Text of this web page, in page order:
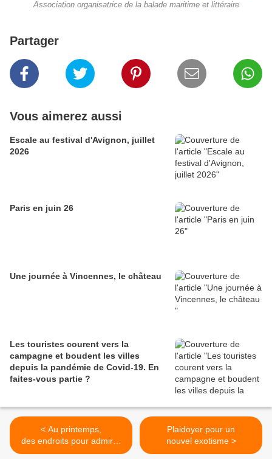
Association organisatrice de la balade maritime et littéraire
Partager
Vous aimerez aussi
Escale au festival d'Avignon, juillet
2026
Paris en juin 26
Une journée à Vincennes, le château
Les touristes courent vers la
campagne et boudent les villes
depuis la pandémie de Covid‑19. En
faites‑vous partie ?
< Au printemps,
des endroits pour admirer
les cerisiers en fleurs
Plaidoyer pour un
nouvel exotisme >